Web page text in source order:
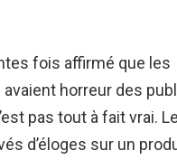
fois affirmé que les
horreur des
pas tout à fait vrai.
d’éloges sur un